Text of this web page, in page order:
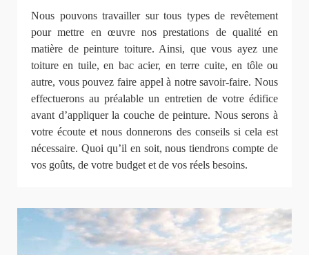
Nous pouvons travailler sur tous types de revêtement
pour mettre en œuvre nos prestations de qualité en
matière de peinture toiture. Ainsi, que vous ayez une
toiture en tuile, en bac acier, en terre cuite, en tôle ou
autre, vous pouvez faire appel à notre savoir-faire. Nous
effectuerons au préalable un entretien de votre édifice
avant d’appliquer la couche de peinture. Nous serons à
votre écoute et nous donnerons des conseils si cela est
nécessaire. Quoi qu’il en soit, nous tiendrons compte de
vos goûts, de votre budget et de vos réels besoins.